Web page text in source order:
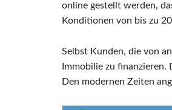
online gestellt werden,
Konditionen von bis zu
Selbst Kunden, die von
Immobilie zu
Den modernen Zeiten